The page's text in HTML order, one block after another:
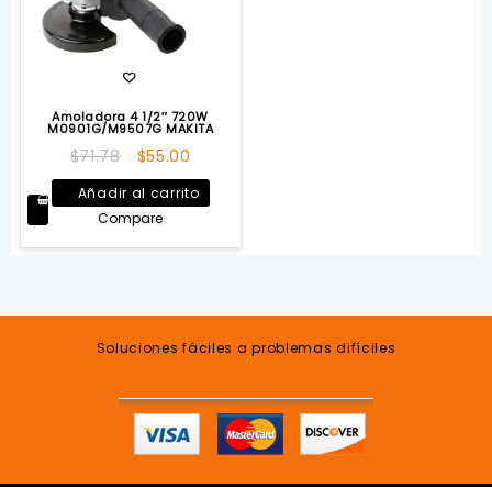
Amoladora 4 1/2″ 720W
M0901G/M9507G MAKITA
$71.78
El
precio
original
era:
$71.78.
$55.00
precio
actual
$55.00.
Añadir al carrito
Compare
Soluciones fáciles a problemas difíciles